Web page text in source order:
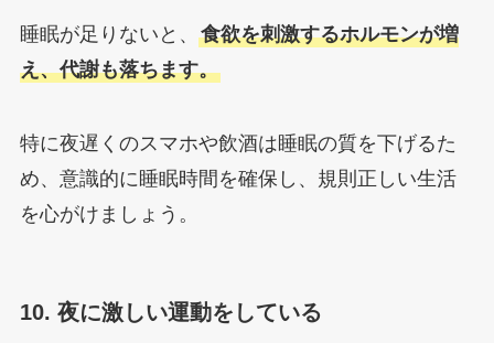
睡眠が足りないと、 食欲を刺激するホルモンが増
え、代謝も落ちます。
特に夜遅くのスマホや飲酒は睡眠の質を下げるた
め、意識的に睡眠時間を確保し、規則正しい生活
を心がけましょう。
10. 夜に激しい運動をしている